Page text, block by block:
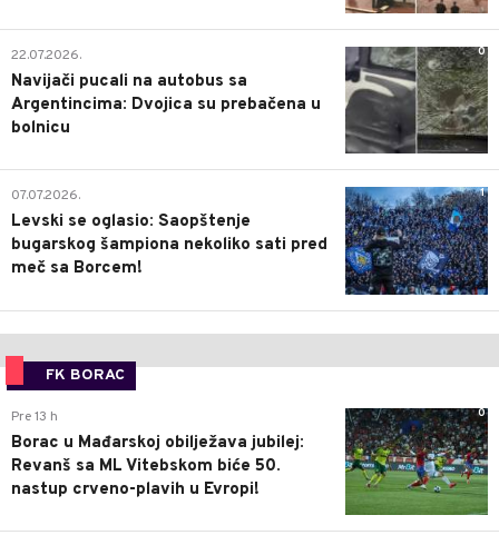
0
22.07.2026.
Navijači pucali na autobus sa
Argentincima: Dvojica su prebačena u
bolnicu
1
07.07.2026.
Levski se oglasio: Saopštenje
bugarskog šampiona nekoliko sati pred
meč sa Borcem!
FK BORAC
0
Pre 13 h
Borac u Mađarskoj obilježava jubilej:
Revanš sa ML Vitebskom biće 50.
nastup crveno-plavih u Evropi!